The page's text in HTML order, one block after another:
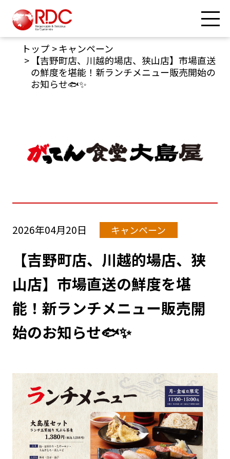
トップ
キャンペーン
【吉野町店、川越的場店、狭山店】市場直送
の鮮度を堪能！新ランチメニュー販売開始の
お知らせ🐟✨
2026年04月20日 キャンペーン
【吉野町店、川越的場店、狭
山店】市場直送の鮮度を堪
能！新ランチメニュー販売開
始のお知らせ🐟✨